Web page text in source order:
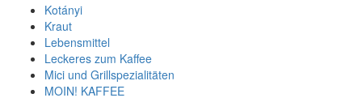
Kotányi
Kraut
Lebensmittel
Leckeres zum Kaffee
Mici und Grillspezialitäten
MOIN! KAFFEE